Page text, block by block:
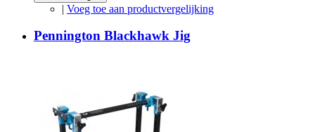
| Voeg toe aan productvergelijking
Pennington Blackhawk Jig